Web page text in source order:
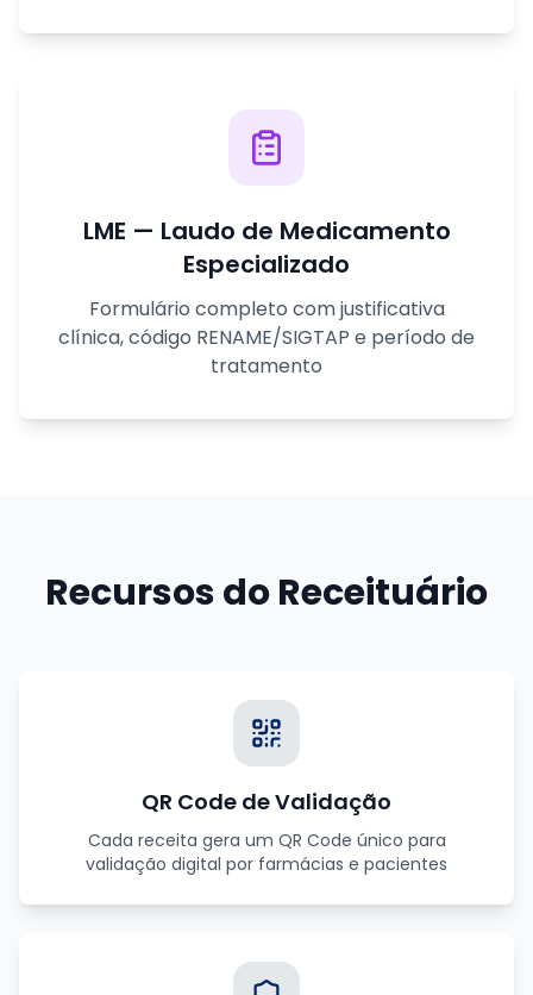
LME — Laudo de Medicamento
Especializado
Formulário completo com justificativa
clínica, código RENAME/SIGTAP e período de
tratamento
Recursos do Receituário
QR Code de Validação
Cada receita gera um QR Code único para
validação digital por farmácias e pacientes